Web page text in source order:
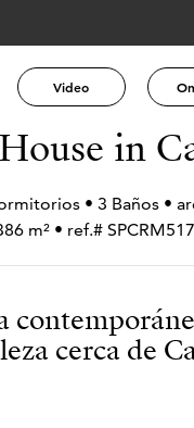
Video
in
• 3 Baños •
m² • ref.#
cerca de